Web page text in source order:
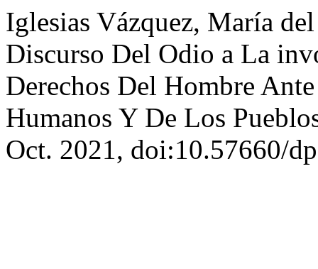
Iglesias Vázquez, María
Discurso Del Odio a La
Derechos Del Hombre
Humanos Y De Los
Oct. 2021, doi:10.57660/